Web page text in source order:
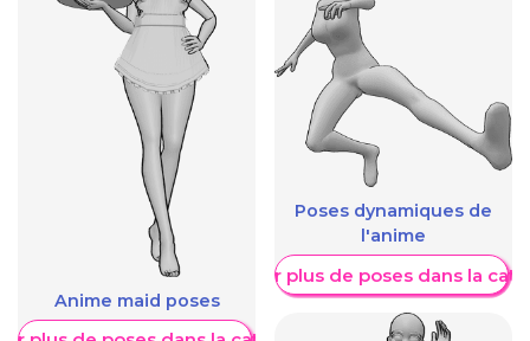
Anime maid poses
Poses dynamiques de
l'anime
Afficher plus de poses dans la